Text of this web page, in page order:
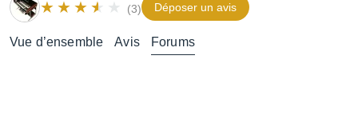
(3) Déposer un avis
Vue d’ensemble Avis Forums